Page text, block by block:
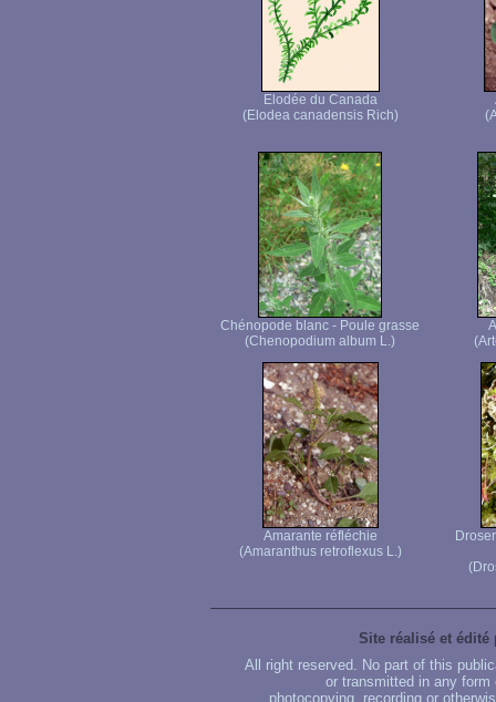
Elodée du Canada
(Elodea canadensis Rich)
Chénopode blanc - Poule grasse
(Chenopodium album L.)
Amarante réfléchie
(Amaranthus retroflexus L.)
Site réalisé et édité
All right reserved. No part of this
or transmitted in any
photocopying, recording or